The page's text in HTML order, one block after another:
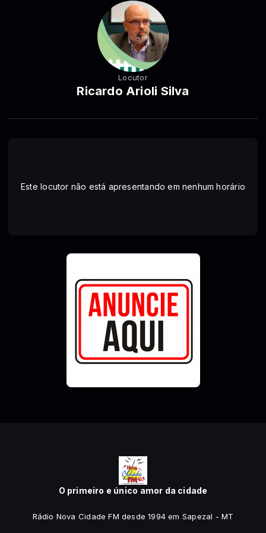
Locutor
Ricardo Arioli Silva
Este locutor não está apresentando em nenhum horário
O primeiro e único amor da cidade
Rádio Nova Cidade FM desde 1994 em Sapezal - MT